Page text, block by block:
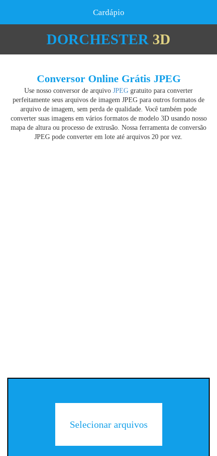
Cardápio
DORCHESTER 3D
Conversor Online Grátis JPEG
Use nosso conversor de arquivo JPEG gratuito para converter
perfeitamente seus arquivos de imagem JPEG para outros formatos de
arquivo de imagem, sem perda de qualidade. Você também pode
converter suas imagens em vários formatos de modelo 3D usando nosso
mapa de altura ou processo de extrusão. Nossa ferramenta de conversão
JPEG pode converter em lote até arquivos 20 por vez.
Selecionar arquivos